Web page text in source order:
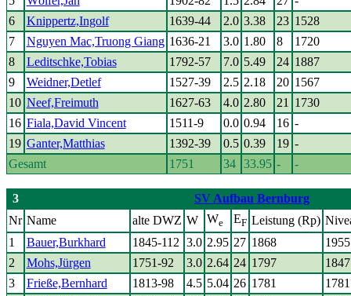
6
Knippertz,Ingolf 1639-44 2.0 3.38 23 1528
7
Nguyen Mac,Truong Giang 1636-21 3.0 1.80 8
1720
8
Leditschke,Tobias 1792-57 7.0 5.49 24 1887
9
Weidner,Detlef 1527-39 2.5 2.18 20 1567
10 Neef,Freimuth 1627-63 4.0 2.80 21
1730
16 Fiala,David Vincent 1511-9 0.0 0.94 16 -
19 Ganter,Matthias 1392-39 0.5 0.39 19 -
Gesamt
1751 34 33.95 - -
3
SV Aufbau Bernburg
Nr Name alte DWZ W We EF Leistung (Rp)
1
Bauer,Burkhard 1845-112 3.0 2.95 27 1868
1955
2
Mohs,Jürgen 1751-92 3.0 2.64 24 1797
1847
3
Frieße,Bernhard 1813-98 4.5 5.04 26 1781
1781